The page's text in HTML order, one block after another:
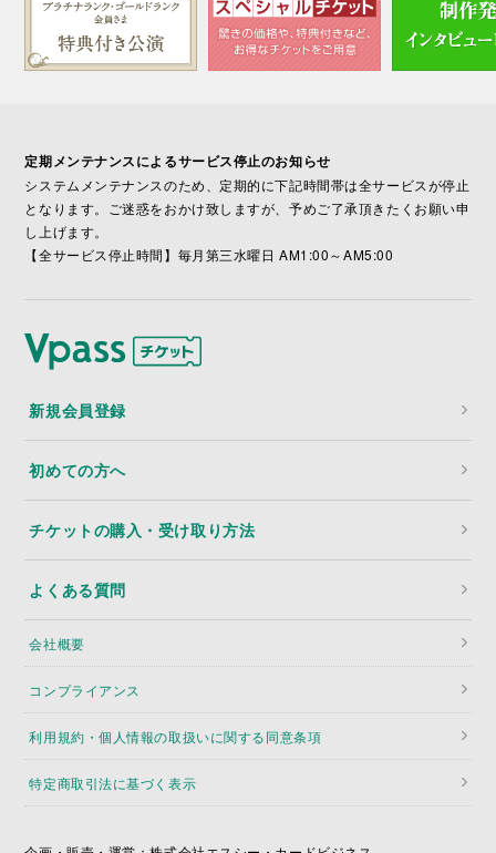
定期メンテナンスによるサービス停止のお知らせ
システムメンテナンスのため、定期的に下記時間帯は全サービスが停止
となります。ご迷惑をおかけ致しますが、予めご了承頂きたくお願い申
し上げます。
【全サービス停止時間】毎月第三水曜日 AM1:00～AM5:00
新規会員登録
初めての方へ
チケットの購入・受け取り方法
よくある質問
会社概要
コンプライアンス
利用規約・個人情報の取扱いに関する同意条項
特定商取引法に基づく表示